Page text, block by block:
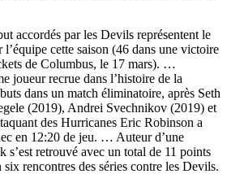
accordés par les Devils représentent le
cette saison (46 dans une victoire
de Columbus, le 17 mars). …
joueur recrue dans l’histoire de la
dans un match éliminatoire, après Seth
(2019), Andrei Svechnikov (2019) et
des Hurricanes Eric Robinson a
en 12:20 de jeu. … Auteur d’une
s’est retrouvé avec un total de 11 points
rencontres des séries contre les Devils.